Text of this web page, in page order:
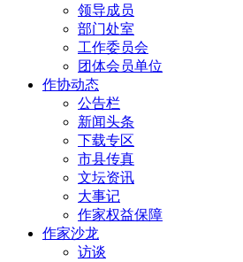
领导成员
部门处室
工作委员会
团体会员单位
作协动态
公告栏
新闻头条
下载专区
市县传真
文坛资讯
大事记
作家权益保障
作家沙龙
访谈